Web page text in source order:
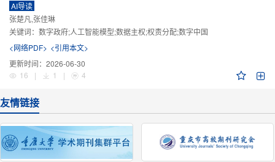
AI导读
张楚凡,张佳琳
关键词： 数字政府;人工智能模型;数据主权;权责分配;数字中国
<网络PDF> <引用本文>
更新时间： 2026-06-30
16
| 1 | 4
友情链接